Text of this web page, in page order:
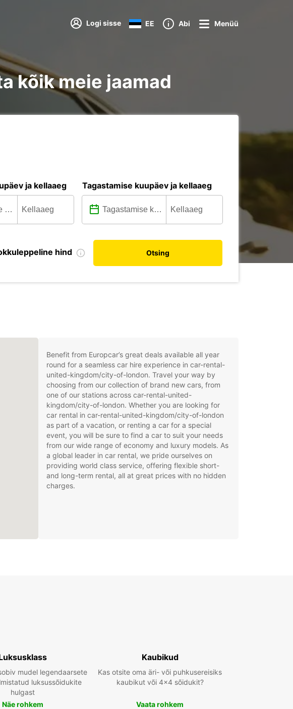
Logi sisse EE Abi Menüü
kõik meie jaamad
ja kellaaeg Tagastamise kuupäev ja kellaaeg
hind Otsing
Benefit from Europcar’s great deals available all year
round for a seamless car hire experience in car-rental-
united-kingdom/city-of-london. Travel your way by
choosing from our collection of brand new cars, from
one of our stations across car-rental-united-
kingdom/city-of-london. Whether you are looking for
car rental in car-rental-united-kingdom/city-of-london
as part of a vacation, or renting a car for a special
event, you will be sure to find a car to suit your needs
from our wide range of economy and luxury models. As
a global leader in car rental, we pride ourselves on
providing world class service, offering flexible short-
and long-term rental, all at great prices with no hidden
charges.
mudel legendaarsete
luksussõidukite
hulgast
Näe rohkem
Kaubikud
Kas otsite oma äri- või puhkusereisiks
kaubikut või 4x4 sõidukit?
Vaata rohkem